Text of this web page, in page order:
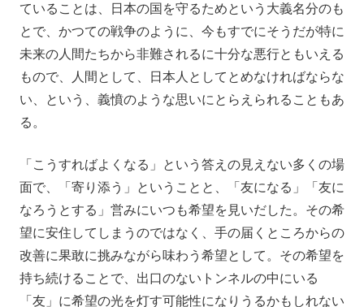
ていることは、日本の国を守るためという大義名分のも
とで、かつての戦争のように、今もすでにそうだが特に
未来の人間たちから非難されるに十分な悪行ともいえる
もので、人間として、日本人としてとめなければならな
い、という、義憤のような思いにとらえられることもあ
る。
「こうすればよくなる」という答えの見えない多くの場
面で、「寄り添う」ということと、「友になる」「友に
なろうとする」営みにいつも希望を見いだした。その希
望に安住してしまうのではなく、手の届くところからの
改善に果敢に挑みながら味わう希望として。その希望を
持ち続けることで、出口のないトンネルの中にいる
「友」に希望の光を灯す可能性になりうるかもしれない